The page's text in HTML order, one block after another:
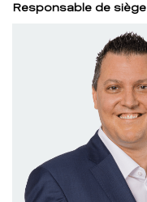
Responsable de siège